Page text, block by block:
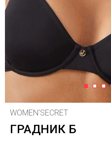
1 2 3
WOMEN'SECRET
ГРАДНИК Б